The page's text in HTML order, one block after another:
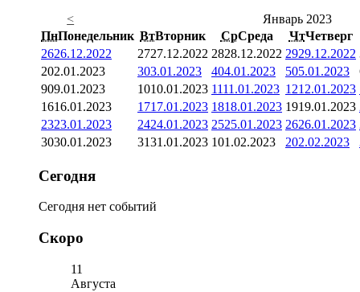
<
Январь 2023
ПнПонедельник ВтВторник СрСреда ЧтЧетверг
2626.12.2022 2727.12.2022 2828.12.2022 2929.12.2022
202.01.2023 303.01.2023 404.01.2023 505.01.2023
909.01.2023 1010.01.2023 1111.01.2023 1212.01.2023
1616.01.2023 1717.01.2023 1818.01.2023 1919.01.2023
2323.01.2023 2424.01.2023 2525.01.2023 2626.01.2023
3030.01.2023 3131.01.2023 101.02.2023 202.02.2023
Сегодня
Сегодня нет событий
Скоро
11
Августа